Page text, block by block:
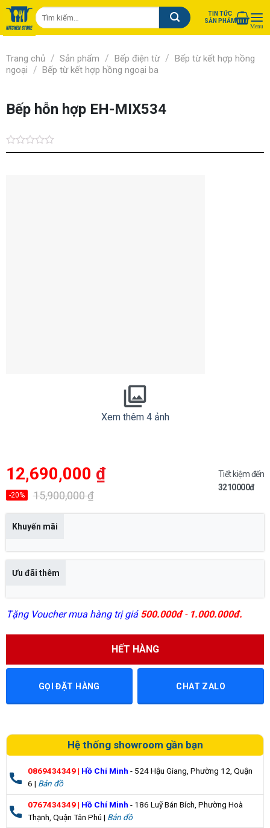
Chuyển
đến
nội
dung
Tìm
kiếm:
TIN TỨC
SẢN PHẨM
Trang chủ / Sản phẩm / Bếp điện từ / Bếp từ kết hợp hồng
ngoại
/ Bếp từ kết hợp hồng ngoại ba
Bếp hỗn hợp EH-MIX534
Được
Xem thêm 4 ảnh
15,900,000₫
Giá
gốc
15,900,000 ₫.
12,690,000 ₫
Giá
hiện
là:
12,690,000 ₫.
Tiết kiệm đến
3210000đ
-20%
Khuyến mãi
Ưu đãi thêm
Tặng Voucher mua hàng trị giá 500.000đ-1.000.000đ.
HẾT HÀNG
GỌI ĐẶT HÀNG CHAT ZALO
Hệ thống showroom gần bạn
0869434349| Hồ Chí Minh - 524 Hậu Giang, Phường 12, Quận
6 | Bản đồ
0767434349| Hồ Chí Minh - 186 Luỹ Bán Bích, Phường Hoà
Thạnh, Quận Tân Phú | Bản đồ